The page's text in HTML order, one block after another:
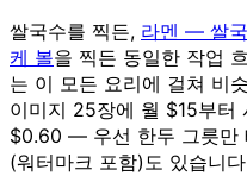
쌀국수를 찍든, 라멘 — 쌀
케 볼을 찍든 동일한 작업
는 이 모든 요리에 걸쳐 비
이미지 25장에 월 $15부
$0.60 — 우선 한두 그릇만
(워터마크 포함)도 있습니